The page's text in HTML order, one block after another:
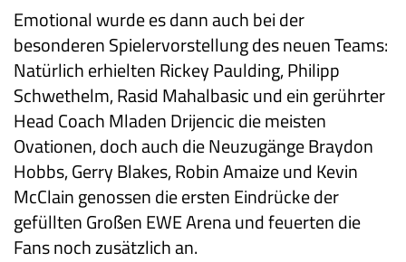
Emotional wurde es dann auch bei der
besonderen Spielervorstellung des neuen Teams:
Natürlich erhielten Rickey Paulding, Philipp
Schwethelm, Rasid Mahalbasic und ein gerührter
Head Coach Mladen Drijencic die meisten
Ovationen, doch auch die Neuzugänge Braydon
Hobbs, Gerry Blakes, Robin Amaize und Kevin
McClain genossen die ersten Eindrücke der
gefüllten Großen EWE Arena und feuerten die
Fans noch zusätzlich an.